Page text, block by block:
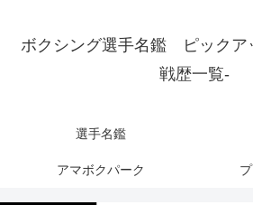
ボクシング選手名鑑 ピック
戦歴一覧-
選手名鑑
アマボクパーク